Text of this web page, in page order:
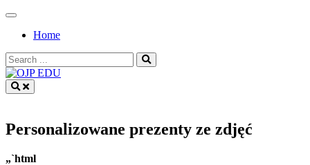
Skip
contentHome
Search
for:
Personalizowane prezenty ze zdjęć
„`html